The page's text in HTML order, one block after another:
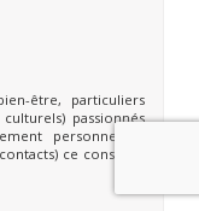
être, particuliers
passionnés
personnel et
ce constitue